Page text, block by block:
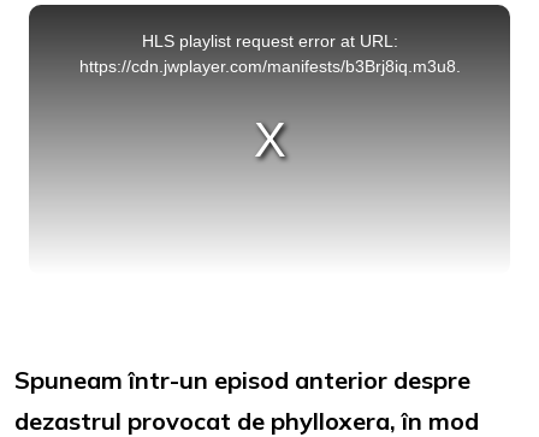
This
window.
HLS playlist request error at URL:
https://cdn.jwplayer.com/manifests/b3Brj8iq.m3u8.
Spuneam într-un episod anterior despre
dezastrul provocat de phylloxera, în mod